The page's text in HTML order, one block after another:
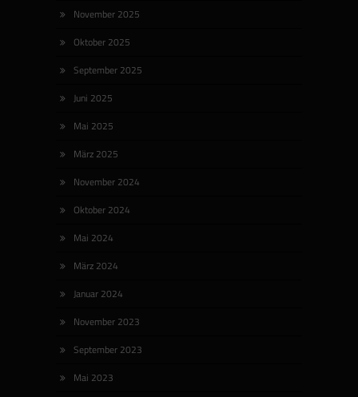
November 2025
Oktober 2025
September 2025
Juni 2025
Mai 2025
März 2025
November 2024
Oktober 2024
Mai 2024
März 2024
Januar 2024
November 2023
September 2023
Mai 2023